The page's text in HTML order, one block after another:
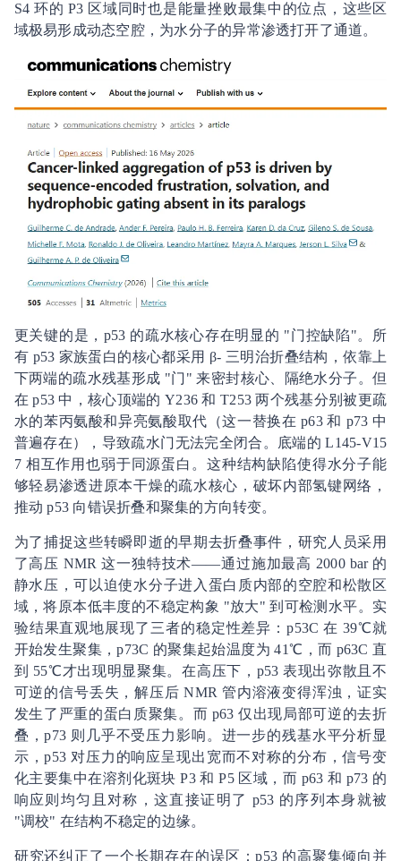
S4 环的 P3 区域同时也是能量挫败最集中的位点，这些区
域极易形成动态空腔，为水分子的异常渗透打开了通道。
更关键的是，p53 的疏水核心存在明显的 "门控缺陷"。所
有 p53 家族蛋白的核心都采用 β- 三明治折叠结构，依靠上
下两端的疏水残基形成 "门" 来密封核心、隔绝水分子。但
在 p53 中，核心顶端的 Y236 和 T253 两个残基分别被更疏
水的苯丙氨酸和异亮氨酸取代（这一替换在 p63 和 p73 中
普遍存在），导致疏水门无法完全闭合。底端的 L145-V15
7 相互作用也弱于同源蛋白。这种结构缺陷使得水分子能
够轻易渗透进原本干燥的疏水核心，破坏内部氢键网络，
推动 p53 向错误折叠和聚集的方向转变。
为了捕捉这些转瞬即逝的早期去折叠事件，研究人员采用
了高压 NMR 这一独特技术——通过施加最高 2000 bar 的
静水压，可以迫使水分子进入蛋白质内部的空腔和松散区
域，将原本低丰度的不稳定构象 "放大" 到可检测水平。实
验结果直观地展现了三者的稳定性差异：p53C 在 39℃就
开始发生聚集，p73C 的聚集起始温度为 41℃，而 p63C 直
到 55℃才出现明显聚集。在高压下，p53 表现出弥散且不
可逆的信号丢失，解压后 NMR 管内溶液变得浑浊，证实
发生了严重的蛋白质聚集。而 p63 仅出现局部可逆的去折
叠，p73 则几乎不受压力影响。进一步的残基水平分析显
示，p53 对压力的响应呈现出宽而不对称的分布，信号变
化主要集中在溶剂化斑块 P3 和 P5 区域，而 p63 和 p73 的
响应则均匀且对称，这直接证明了 p53 的序列本身就被
"调校" 在结构不稳定的边缘。
研究还纠正了一个长期存在的误区：p53 的高聚集倾向并